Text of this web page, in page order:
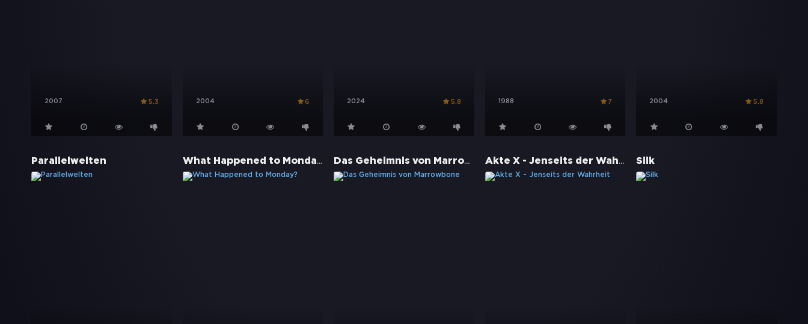
2007 5.3 2004 6 2024 5.8 1988 7 2004 5.8
Parallelwelten What Happened to Monday? Das Geheimnis von Marrowbone Akte X - Jenseits der Wahrheit Silk